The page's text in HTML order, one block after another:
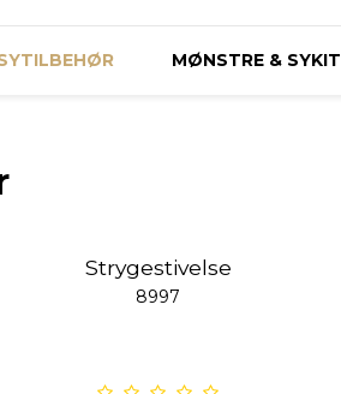
MØNSTRE & SYKIT
Strygestivelse
8997